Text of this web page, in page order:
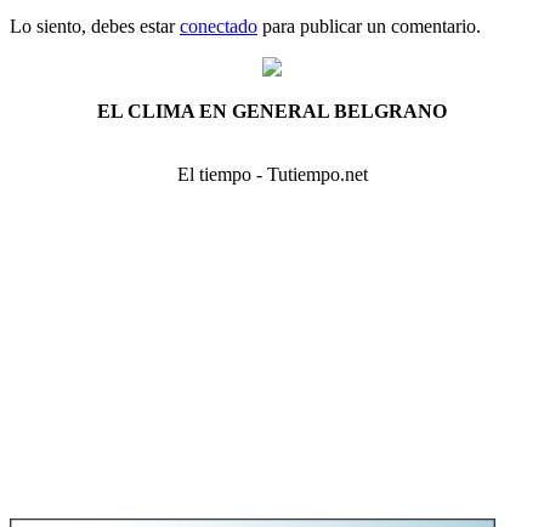
Lo siento, debes estarconectado para publicar un comentario.
EL CLIMA EN GENERAL BELGRANO
El tiempo - Tutiempo.net